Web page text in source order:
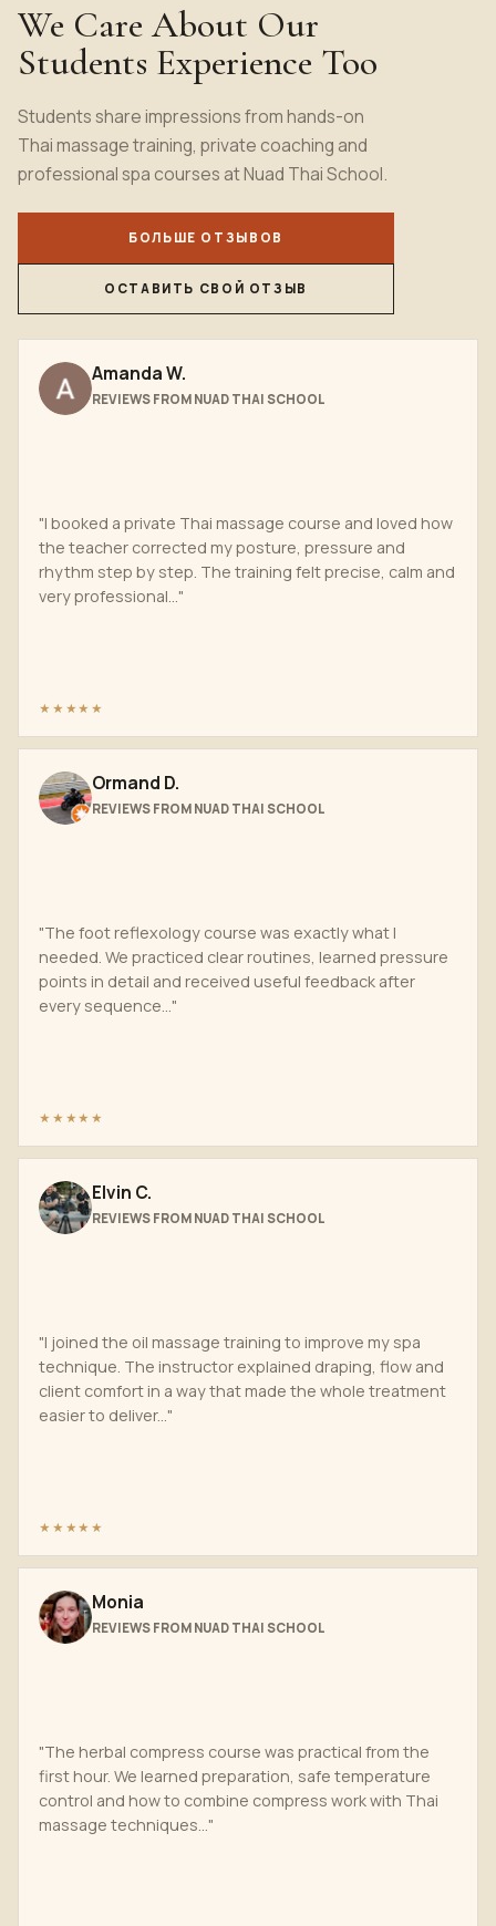
We Care About Our
Students Experience Too
Studentsshare impressions from hands-on
Thai massage training, private coaching and
professional spa courses at Nuad Thai School.
БОЛЬШЕ ОТЗЫВОВ
ОСТАВИТЬ СВОЙ ОТЗЫВ
Amanda W.
REVIEWS FROM NUAD THAI SCHOOL
"I booked a private Thai massage course and loved how
the teacher corrected my posture, pressure and
rhythm step by step. The training felt precise, calm and
very professional..."
★★★★★
Ormand D.
REVIEWS FROM NUAD THAI SCHOOL
"The foot reflexology course was exactly what I
needed. We practiced clear routines, learned pressure
points in detail and received useful feedback after
every sequence..."
★★★★★
Elvin C.
REVIEWS FROM NUAD THAI SCHOOL
"I joined the oil massage training to improve my spa
technique. The instructor explained draping, flow and
client comfort in a way that made the whole treatment
easier to deliver..."
★★★★★
Monia
REVIEWS FROM NUAD THAI SCHOOL
"The herbal compress course was practical from the
first hour. We learned preparation, safe temperature
control and how to combine compress work with Thai
massage techniques..."